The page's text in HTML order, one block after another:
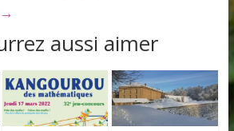
→
aussi aimer